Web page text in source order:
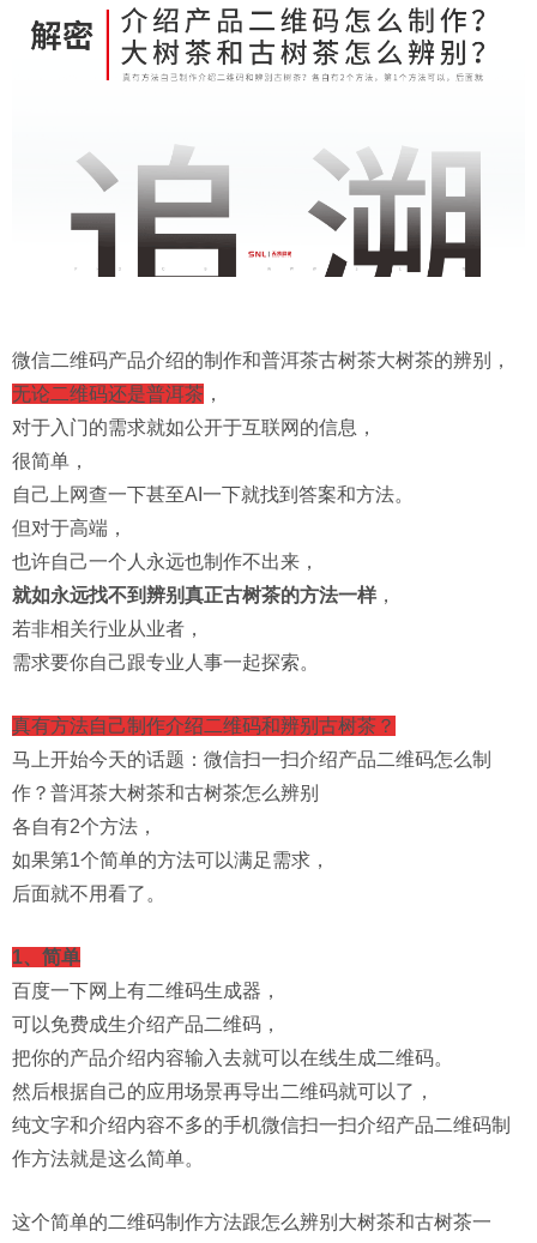
微信二维码产品介绍的制作和普洱茶古树茶大树茶的辨别，
无论二维码还是普洱茶 ，
对于入门的需求就如公开于互联网的信息，
很简单，
自己上网查一下甚至AI一下就找到答案和方法。
但对于高端，
也许自己一个人永远也制作不出来，
就如永远找不到辨别真正古树茶的方法一样 ，
若非相关行业从业者，
需求要你自己跟专业人事一起探索。
真有方法自己制作介绍二维码和辨别古树茶？
马上开始今天的话题：微信扫一扫介绍产品二维码怎么制
作？普洱茶大树茶和古树茶怎么辨别
各自有2个方法，
如果第1个简单的方法可以满足需求，
后面就不用看了。
1、简单
百度一下网上有二维码生成器，
可以免费成生介绍产品二维码，
把你的产品介绍内容输入去就可以在线生成二维码。
然后根据自己的应用场景再导出二维码就可以了，
纯文字和介绍内容不多的手机微信扫一扫介绍产品二维码制
作方法就是这么简单。
这个简单的二维码制作方法跟怎么辨别大树茶和古树茶一